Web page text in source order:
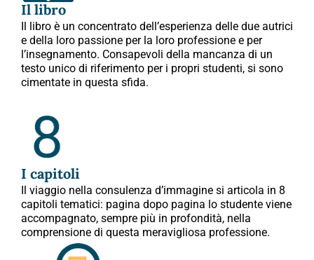
Il libro
Il libro è un concentrato dell’esperienza delle due autrici
e della loro passione per la loro professione e per
l’insegnamento. Consapevoli della mancanza di un
testo unico di riferimento per i propri studenti, si sono
cimentate in questa sfida.
I capitoli
Il viaggio nella consulenza d’immagine si articola in 8
capitoli tematici: pagina dopo pagina lo studente viene
accompagnato, sempre più in profondità, nella
comprensione di questa meravigliosa professione.